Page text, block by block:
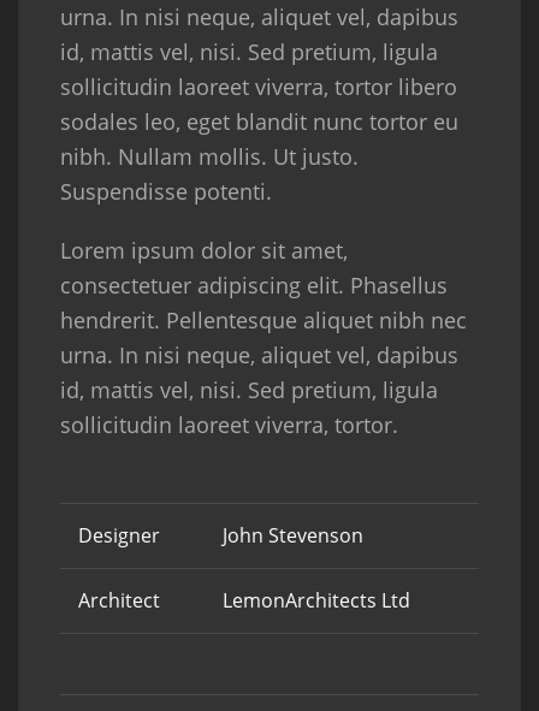
urna. In nisi neque, aliquet vel, dapibus
id, mattis vel, nisi. Sed pretium, ligula
sollicitudin laoreet viverra, tortor libero
sodales leo, eget blandit nunc tortor eu
nibh. Nullam mollis. Ut justo.
Suspendisse potenti.
Lorem ipsum dolor sit amet,
consectetuer adipiscing elit. Phasellus
hendrerit. Pellentesque aliquet nibh nec
urna. In nisi neque, aliquet vel, dapibus
id, mattis vel, nisi. Sed pretium, ligula
sollicitudin laoreet viverra, tortor.
Designer John Stevenson
Architect LemonArchitects Ltd